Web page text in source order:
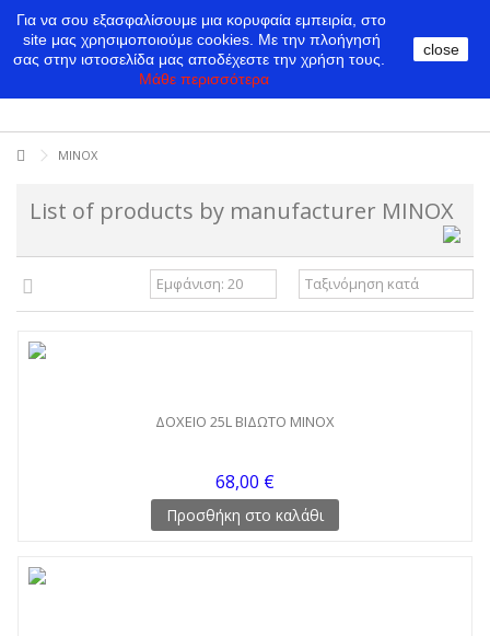
MINOX
List of products by manufacturer MINOX
ΔΟΧΕΙΟ 25L ΒΙΔΩΤΟ MINOX
68,00 €
Προσθήκη στο καλάθι
Για να σου εξασφαλίσουμε μια κορυφαία εμπειρία, στο
site μας χρησιμοποιούμε cookies. Με την πλοήγησή
σας στην ιστοσελίδα μας αποδέχεστε την χρήση τους.
Μάθε περισσότερα
close